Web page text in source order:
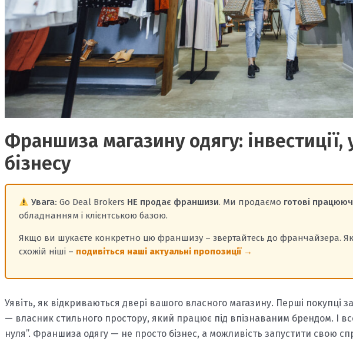
Франшиза магазину одягу:
бізнесу
Увага: Go Deal Brokers НЕ продає франшизи. Ми продаємо готові
обладнанням і клієнтською базою.
Якщо ви шукаєте конкретно цю франшизу – звертайтесь до франчайзера.
схожій ніші – подивіться наші актуальні пропозиції →
Уявіть, як відкриваються двері вашого власного магазину. Перші покупці
— власник стильного простору, який працює під впізнаваним брендом. І
нуля”. Франшиза одягу — не просто бізнес, а можливість запустити свою